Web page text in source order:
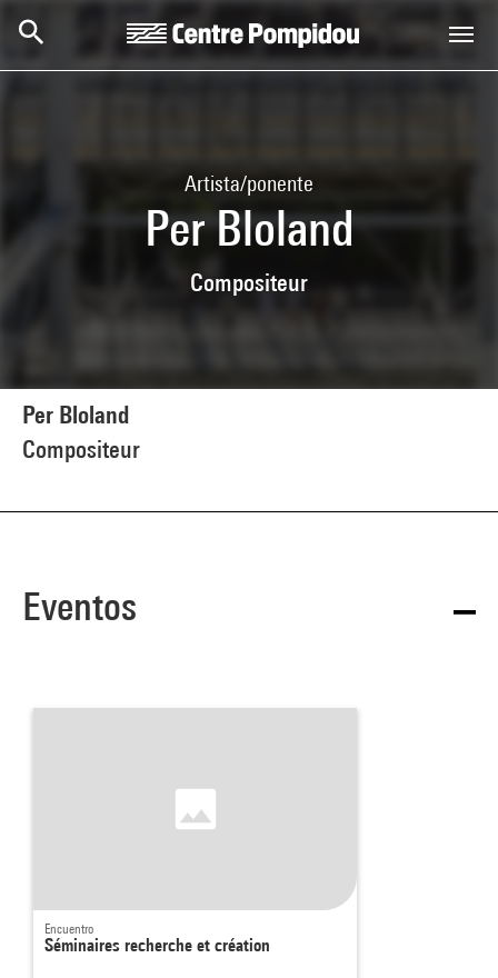
Artista/ponente
Per Bloland
Compositeur
Per Bloland
Compositeur
Eventos
Encuentro
Séminaires recherche et création